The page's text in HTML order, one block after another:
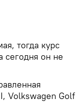
тогда курс
сегодня он не
Volkswagen Golf